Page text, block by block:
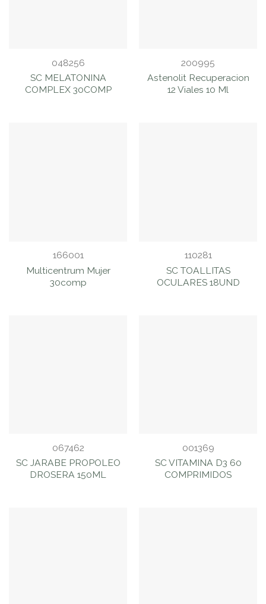
048256
SC MELATONINA
COMPLEX 30COMP
200995
Astenolit Recuperacion
12 Viales 10 Ml
166001
Multicentrum Mujer
30comp
110281
SC TOALLITAS
OCULARES 18UND
067462
SC JARABE PROPOLEO
DROSERA 150ML
001369
SC VITAMINA D3 60
COMPRIMIDOS